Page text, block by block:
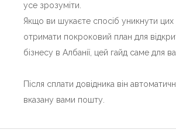
усе зрозуміти.
Якщо ви шукаєте спосіб уникнути цих
отримати покроковий план для
бізнесу в Албанії, цей гайд саме для
Після сплати довідника він
вказану вами пошту.